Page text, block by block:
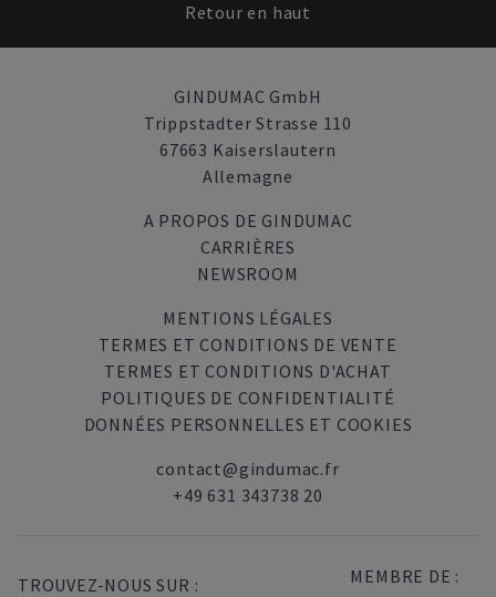
Retour en haut
GINDUMAC GmbH
Trippstadter Strasse 110
67663 Kaiserslautern
Allemagne
A PROPOS DE GINDUMAC
CARRIÈRES
NEWSROOM
MENTIONS LÉGALES
TERMES ET CONDITIONS DE VENTE
TERMES ET CONDITIONS D'ACHAT
POLITIQUES DE CONFIDENTIALITÉ
DONNÉES PERSONNELLES ET COOKIES
contact@gindumac.fr
+49 631 343738 20
TROUVEZ-NOUS SUR : MEMBRE DE :